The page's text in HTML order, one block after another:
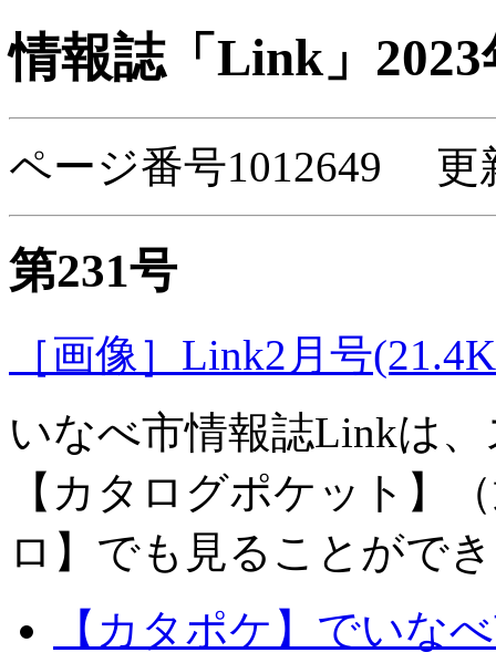
情報誌「Link」2023
ページ番号1012649 更
第231号
［画像］Link2月号
いなべ市情報誌Linkは
【カタログポケット】
ロ】でも見ることがで
【カタポケ】でいな